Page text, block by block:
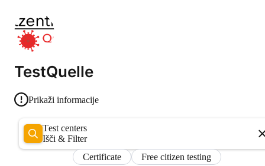
TestQuelle
Prikaži informacije
Test centers
Išči & Filter
Certificate
Free citizen testing